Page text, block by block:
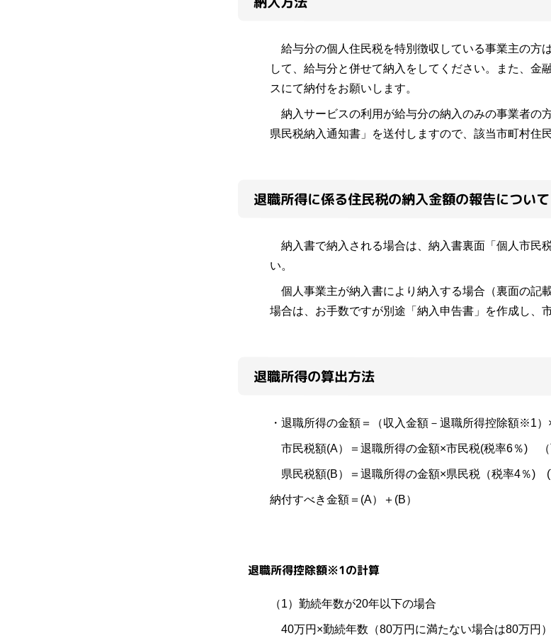
給与分の個人住民税を特別徴収している事業主の方
して、給与分と併せて納入をしてください。また、
スにて納付をお願いします。
納入サービスの利用が給与分の納入のみの事業者の
県民税納入通知書」を送付しますので、該当市町村住
退職所得に係る住民税の納入金額の報告について
納入書で納入される場合は、納入書裏面「個人市民
い。
個人事業主が納入書により納入する場合（裏面の記
場合は、お手数ですが別途「納入申告書」を作成し
退職所得の算出方法
・退職所得の金額＝（収入金額－退職所得控除額※1）
市民税額(A）＝退職所得の金額×市民税(税率6％) （
県民税額(B）＝退職所得の金額×県民税（税率4％) (
納付すべき金額＝(A）＋(B）
退職所得控除額※1の計算
（1）勤続年数が20年以下の場合
40万円×勤続年数（80万円に満たない場合は80万円）